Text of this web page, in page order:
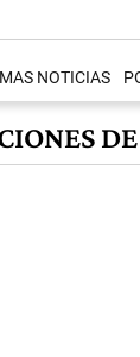
NOTICIAS